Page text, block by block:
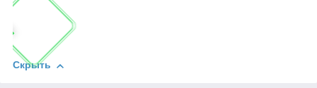
Скрыть